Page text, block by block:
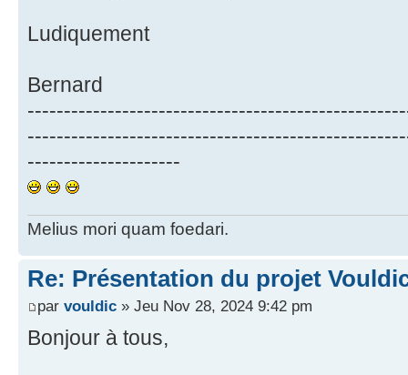
Ludiquement
Bernard
---------------------
Melius mori quam foedari.
Re: Présentation du projet
par vouldic » Jeu Nov 28, 2024 9:42 pm
Bonjour à tous,